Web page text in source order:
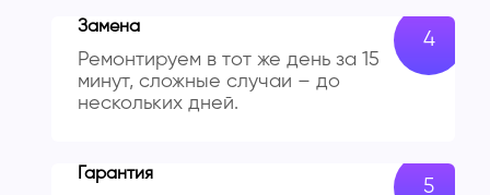
Замена
Ремонтируем в тот же день за 15
минут, сложные случаи – до
нескольких дней.
Гарантия